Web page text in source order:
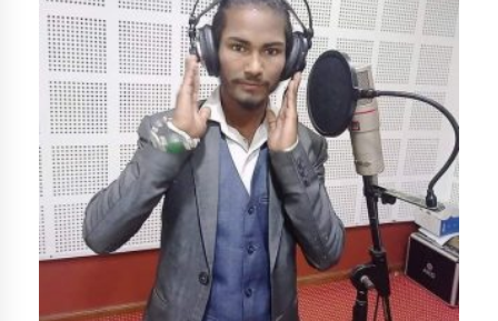
डिभिजन कार्यालय जुम्लाको सुचना सन्देश
कर्णाली प्रविधि शिक्षालय जुम्लाको सुचना
सामाजिक बिकास कार्यालय जुम्लाकाे सुचना